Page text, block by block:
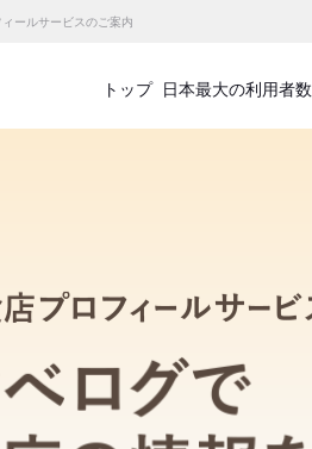
ールサービスのご案内
食べログ店舗管理画面
トップ 日本最大の利用者数